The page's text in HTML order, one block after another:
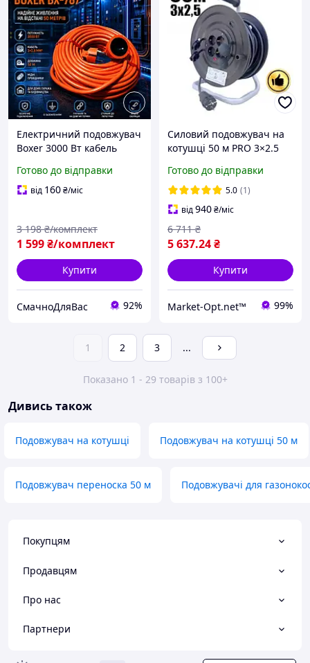
Електричний подовжувач
Boxer 3000 Вт кабель
Побутовий силовий
подовжувач 3×2,5 мм² із
Готово до відправки
від 160₴/міс
1 599₴/комплект
3 198 ₴/комплект
Купити
СмачноДляВас 92%
Силовий подовжувач на
котушці 50 м PRO 3×2.5
заземленням, для
будівництва, для
генератора, для
заряджання електр
Готово до відправки
5.0 (1)
від940₴/міс
5 637.24₴
6 711 ₴
Купити
Market-Opt.net™ 99%
1 2 3 ...
Показано 1 - 29 товарів з 100+
Дивись також
Подовжувач на котушці Подовжувач на котушці 50 м
Подовжувач переноска 50 м Подовжувачі для
Покупцям
Продавцям
Про нас
Партнери